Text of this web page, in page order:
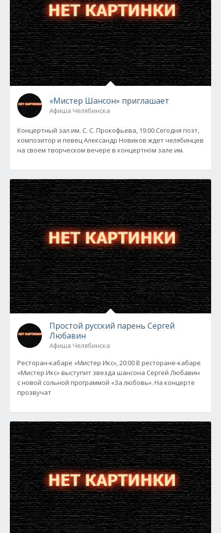
«Мистер Шансон» приглашает
Афиша Челябинска
Концертный зал им. С. С. Прокофьева, 19:00 Сегодня поэт,
композитор и певец Александр Новиков ждет челябинцев
на своем творческом вечере в концертном зале им.
Простой русский парень Сергей
Любавин
Афиша Челябинска
Ресторан-кабаре «Мистер Икс», 20:00 В ресторане-кабаре
«Мистер Икс» выступит звезда шансона Сергей Любавин
с новой сольной программой «За любовь». На концерте
прозвучат